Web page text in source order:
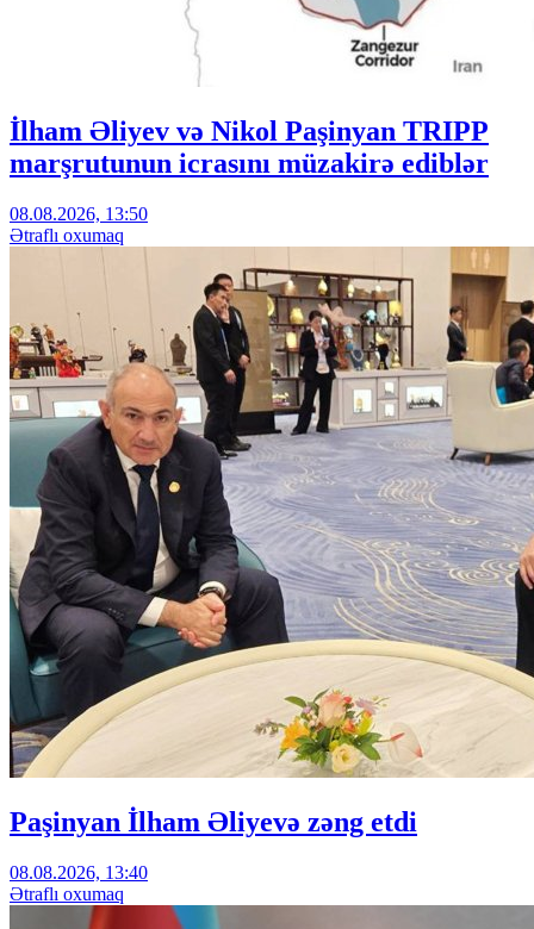
İlham Əliyev və Nikol Paşinyan TRIPP
marşrutunun icrasını müzakirə ediblər
08.08.2026, 13:50
Ətraflı oxumaq
Paşinyan İlham Əliyevə zəng etdi
08.08.2026, 13:40
Ətraflı oxumaq